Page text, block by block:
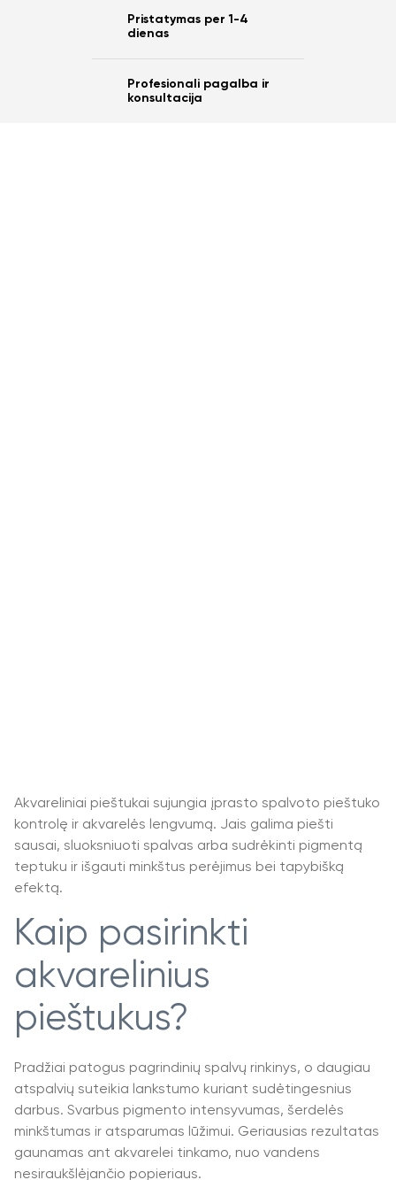
Pristatymas per 1-4
dienas
Profesionali pagalba ir
konsultacija
Akvareliniai pieštukai sujungia įprasto spalvoto pieštuko
kontrolę ir akvarelės lengvumą. Jais galima piešti
sausai, sluoksniuoti spalvas arba sudrėkinti pigmentą
teptuku ir išgauti minkštus perėjimus bei tapybišką
efektą.
Kaip pasirinkti
akvarelinius
pieštukus?
Pradžiai patogus pagrindinių spalvų rinkinys, o daugiau
atspalvių suteikia lankstumo kuriant sudėtingesnius
darbus. Svarbus pigmento intensyvumas, šerdelės
minkštumas ir atsparumas lūžimui. Geriausias rezultatas
gaunamas ant akvarelei tinkamo, nuo vandens
nesiraukšlėjančio popieriaus.